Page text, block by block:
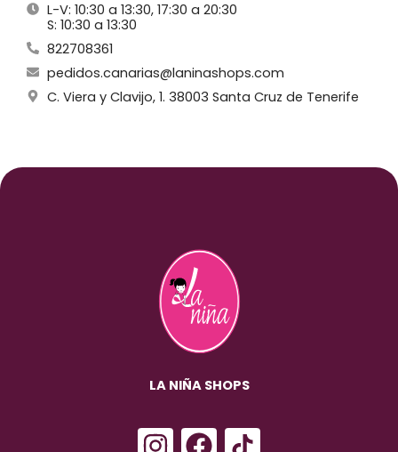
L-V: 10:30 a 13:30, 17:30 a 20:30
S: 10:30 a 13:30
822708361
pedidos.canarias@laninashops.com
C. Viera y Clavijo, 1. 38003 Santa Cruz de Tenerife
LA NIÑA SHOPS
I F